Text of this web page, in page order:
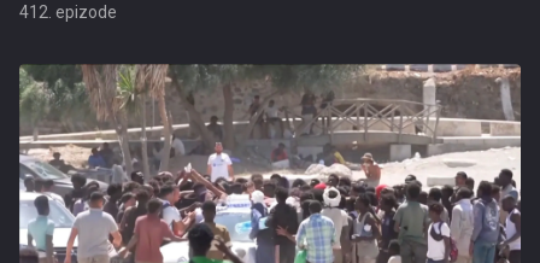
412. epizode